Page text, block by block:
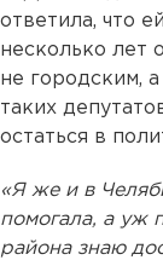
ответила, что
несколько лет
не городским,
таких
остаться в
«Я же и в
помогала, а уж
района знаю